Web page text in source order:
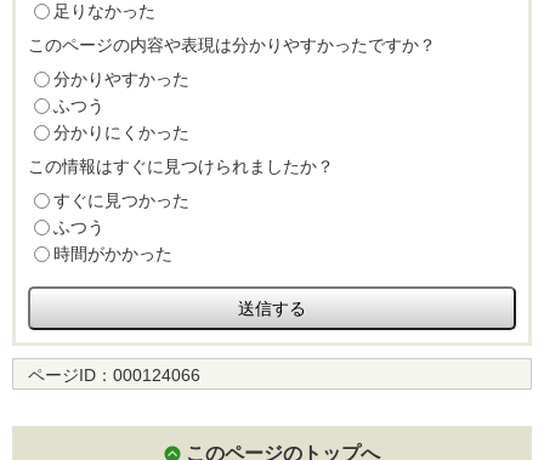
足りなかった
このページの内容や表現は分かりやすかったですか？
分かりやすかった
ふつう
分かりにくかった
この情報はすぐに見つけられましたか？
すぐに見つかった
ふつう
時間がかかった
ページID： 000124066
このページのトップへ